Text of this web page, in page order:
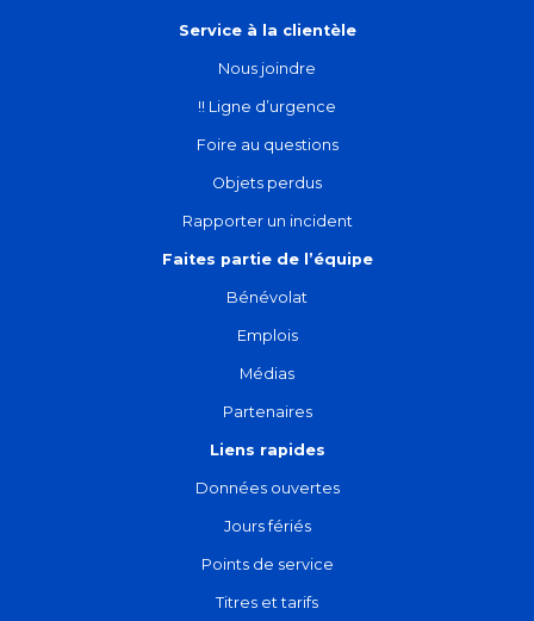
Service à la clientèle
Nous joindre
!! Ligne d’urgence
Foire au questions
Objets perdus
Rapporter un incident
Faites partie de l’équipe
Bénévolat
Emplois
Médias
Partenaires
Liens rapides
Données ouvertes
Jours fériés
Points de service
Titres et tarifs